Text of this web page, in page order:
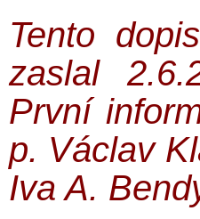
Tento
zaslal
První
p. Václav
Iva A.